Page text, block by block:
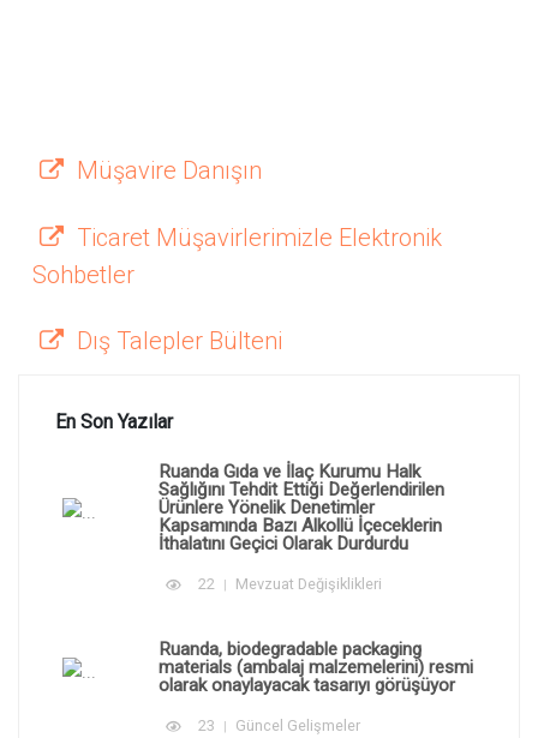
Müşavire Danışın
Ticaret Müşavirlerimizle Elektronik
Sohbetler
Dış Talepler Bülteni
En Son Yazılar
Ruanda Gıda ve İlaç Kurumu Halk
Sağlığını Tehdit Ettiği Değerlendirilen
Ürünlere Yönelik Denetimler
Kapsamında Bazı Alkollü İçeceklerin
İthalatını Geçici Olarak Durdurdu
22 Mevzuat Değişiklikleri
Ruanda, biodegradable packaging
materials (ambalaj malzemelerini) resmi
olarak onaylayacak tasarıyı görüşüyor
23 Güncel Gelişmeler